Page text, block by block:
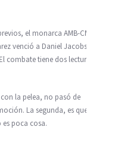
el monarca AMB-CMB de
venció a Daniel Jacobs y
combate tiene dos lecturas,
la pelea, no pasó de
La segunda, es que llegó
es poca cosa.